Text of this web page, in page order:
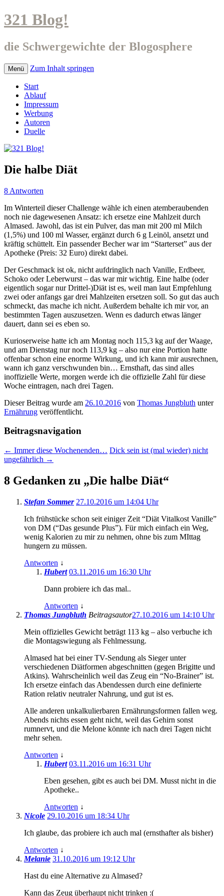
321 Blog!
die Schwergewichte der Blogosphere
Menü Zum Inhalt springen
Start
Ablauf
Impressum
Werbung
Autoren
Duelle
Die halbe Diät
8 Antworten
Im Winterteil dieser Challenge wähle ich einen atemberaubenden
noch nie dagewesenen Ansatz: ich ersetze eine Mahlzeit durch
Almased. Jawohl, das ist ein Pulver, das man mit 200 ml Milch
(1,5%) und 100 ml Wasser, ergänzt durch 6 g Leinöl, ansetzt und
kräftig schüttelt. Ein passender Becher war im “Starterset” aus der
Apotheke (Preis: 32 Euro) direkt dabei.
Der Geschmack ist ok, nicht aufdringlich nach Vanille, Erdbeer,
Schoko oder Leberwurst – das war mir wichtig. Eine halbe (oder
eigentlich sogar nur Drittel-)Diät ist es, weil man laut Empfehlung
zwei oder anfangs gar drei Mahlzeiten ersetzen soll. So gut das auch
schmeckt, das mache ich nicht. Außerdem behalte ich mir vor, an
bestimmten Tagen auszusetzen. Wenn es dadurch etwas länger
dauert, dann sei es eben so.
Kurioserweise hatte ich am Montag noch 115,3 kg auf der Waage,
und am Dienstag nur noch 113,9 kg – also nur eine Portion hatte
offenbar schon eine enorme Wirkung, und ich kann mir ausrechnen,
wann ich ganz verschwunden bin… Ernsthaft, das sind alles
inoffizielle Werte, morgen werde ich die offizielle Zahl für diese
Woche eintragen, nach drei Tagen.
Dieser Beitrag wurde am 26.10.2016 von Thomas Jungbluth unter
Ernährung veröffentlicht.
Beitragsnavigation
← Immer diese Wochenenden… Dick sein ist (mal wieder) nicht
ungefährlich →
8 Gedanken zu „Die halbe Diät“
Stefan Sommer 27.10.2016 um 14:04 Uhr
Ich frühstücke schon seit einiger Zeit “Diät Vitalkost Vanille”
von DM (“Das gesunde Plus”). Für mich einfach ein Weg,
wenig Kalorien zu mir zu nehmen, ohne bis zum MIttag
hungern zu müssen.
Antworten ↓
Hubert 03.11.2016 um 16:30 Uhr
Dann probiere ich das mal..
Antworten ↓
Thomas Jungbluth Beitragsautor27.10.2016 um 14:10 Uhr
Mein offizielles Gewicht beträgt 113 kg – also verbuche ich
die Montagswiegung als Fehlmessung.
Almased hat bei einer TV-Sendung als Sieger unter
verschiedenen Diätformen abgeschnitten (gegen Brigitte und
Atkins). Wahrscheinlich weil das Zeug ein “No-Brainer” ist.
Ich ersetze einfach das Abendessen durch eine definierte
Ration relativ neutraler Nahrung, und gut ist es.
Alle anderen unkalkulierbaren Ernährungsformen fallen weg.
Abends nichts essen geht nicht, weil das Gehirn sonst
rumnervt, und die Melone könnte ich nach drei Tagen nicht
mehr sehen.
Antworten ↓
Hubert 03.11.2016 um 16:31 Uhr
Eben gesehen, gibt es auch bei DM. Musst nicht in die
Apotheke..
Antworten ↓
Nicole 29.10.2016 um 18:34 Uhr
Ich glaube, das probiere ich auch mal (ernsthafter als bisher)
Antworten ↓
Melanie 31.10.2016 um 19:12 Uhr
Hast du eine Alternative zu Almased?
Kann das Zeug überhaupt nicht trinken :(